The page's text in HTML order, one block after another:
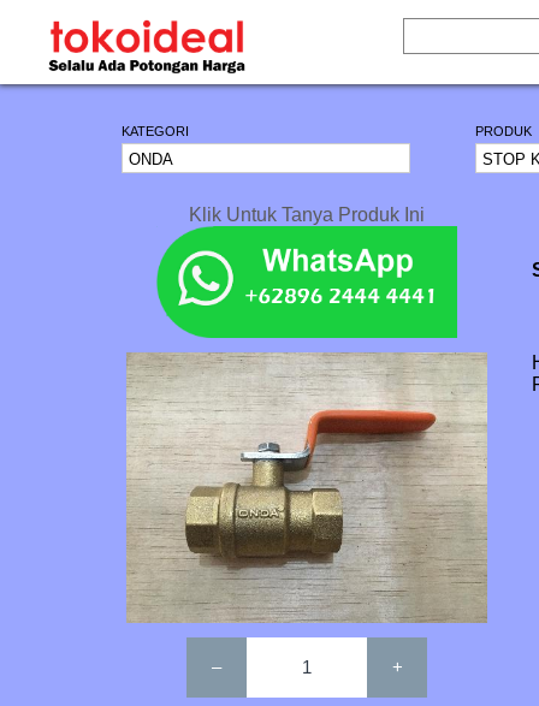
KATEGORI PRODUK
Klik Untuk Tanya Produk Ini
– 1 +